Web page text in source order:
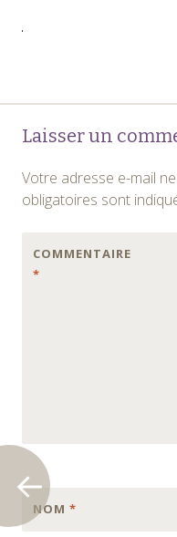
des
articles
Laisser un
Votre adresse e-mail
obligatoires sont
COMMENTAIRE
*
NOM *